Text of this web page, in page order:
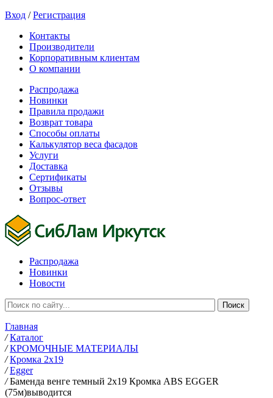
Вход /Регистрация
Контакты
Производители
Корпоративным клиентам
О компании
Распродажа
Новинки
Правила продажи
Возврат товара
Способы оплаты
Калькулятор веса фасадов
Услуги
Доставка
Сертификаты
Отзывы
Вопрос-ответ
Распродажа
Новинки
Новости
Главная
/ Каталог
/ КРОМОЧНЫЕ МАТЕРИАЛЫ
/ Кромка 2х19
/ Egger
/ Баменда венге темный 2х19 Кромка ABS EGGER
(75м)выводится